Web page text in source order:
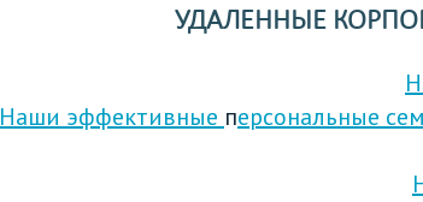
УДАЛЕННЫЕ
Наши эффективные персональные